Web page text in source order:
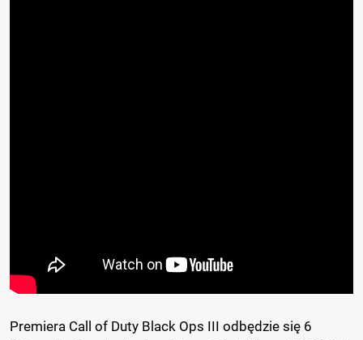
Premiera Call of Duty Black Ops III odbędzie się 6